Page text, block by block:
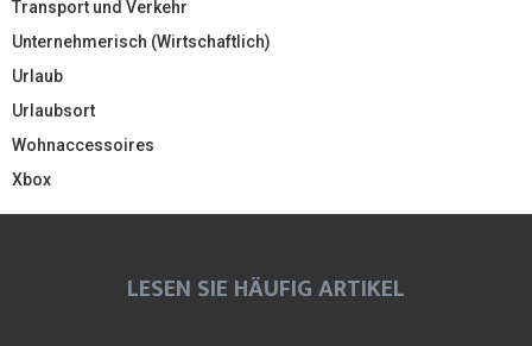
Transport und Verkehr
Unternehmerisch (Wirtschaftlich)
Urlaub
Urlaubsort
Wohnaccessoires
Xbox
LESEN SIE HÄUFIG ARTIKEL